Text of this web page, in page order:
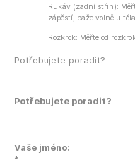
Rukáv (zadní střih):
zápěstí, paže volně u těla.
Rozkrok: Měřte od
Potřebujete poradit?
Potřebujete poradit?
Vaše jméno:
*